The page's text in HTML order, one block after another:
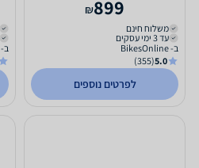
899
₪
משלוח חינם
עד 3 ימי עסקים
ב- BikesOnline
5.0
(355)
לפרטים נוספים
ב- BikesOnline